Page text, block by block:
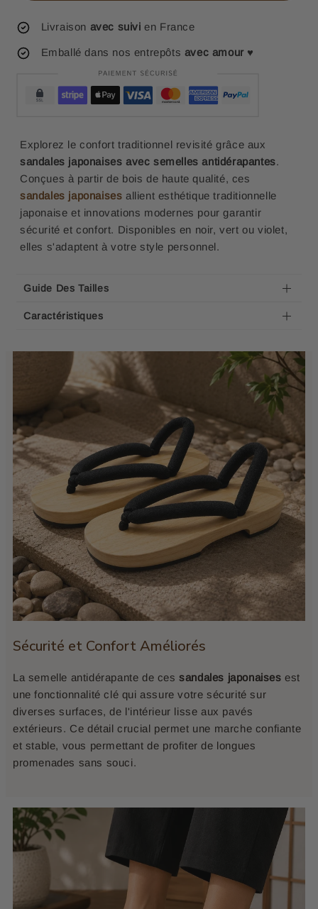
Livraison avec suivi en France
Emballé dans nos entrepôts avec amour ♥
Explorez le confort traditionnel revisité grâce aux
sandales japonaises avec semelles antidérapantes.
Conçues à partir de bois de haute qualité, ces
sandales japonaises allient esthétique traditionnelle
japonaise et innovations modernes pour garantir
sécurité et confort. Disponibles en noir, vert ou violet,
elles s'adaptent à votre style personnel.
Guide Des Tailles
Caractéristiques
Sécurité et Confort Améliorés
La semelle antidérapante de cessandales japonaises est
une fonctionnalité clé qui assure votre sécurité sur
diverses surfaces, de l'intérieur lisse aux pavés
extérieurs. Ce détail crucial permet une marche confiante
et stable, vous permettant de profiter de longues
promenades sans souci.